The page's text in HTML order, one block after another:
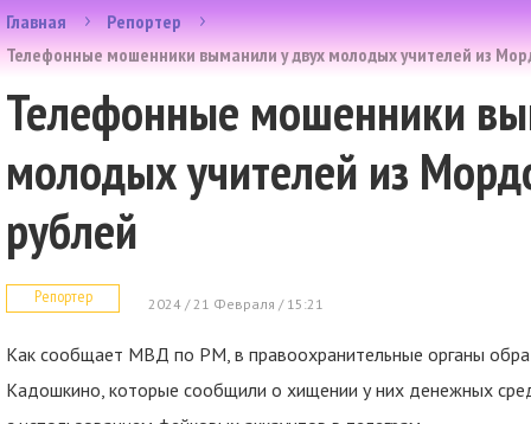
Главная
Репортер
Телефонные мошенники выманили у двух молодых учителей из
Телефонные мошенники
молодых учителей из
рублей
Репортер 2024 / 21 Февраля / 15:21
Как сообщает МВД по РМ, в правоохранительные органы
Кадошкино, которые сообщили о хищении у них денежных